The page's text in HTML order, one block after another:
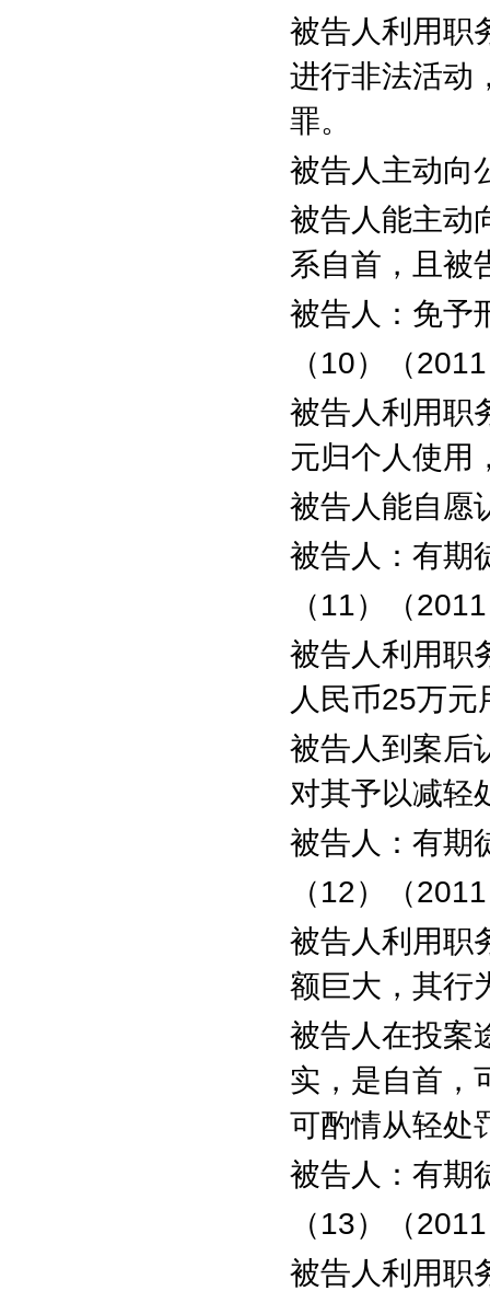
被告人利用职
进行非法活动
罪。
被告人主动向
被告人能主动
系自首，且被
被告人：免予
（10）（2011
被告人利用职
元归个人使用
被告人能自愿
被告人：有期
（11）（2011
被告人利用职
人民币25万元
被告人到案后
对其予以减轻
被告人：有期
（12）（2011
被告人利用职
额巨大，其行
被告人在投案
实，是自首，
可酌情从轻处
被告人：有期
（13）（2011
被告人利用职